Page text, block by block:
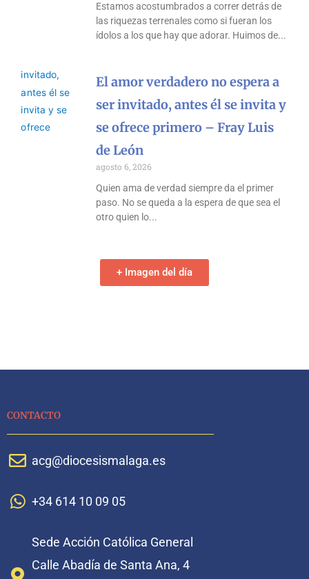
Estamos acostumbrados a correr detrás de
las riquezas terrenales como si fueran los
ídolos a los que hay que adorar. Huimos de
El amor verdadero no espera a
ser invitado, antes él se invita y
se ofrece primero – Fray Luis
de León
agosto 6, 2026
Quien ama de verdad siempre da el primer
paso. No se queda a la espera de que sea el
otro quien lo
+ Imagen del día
CONTACTO
acg@diocesismalaga.es
+34 614 10 09 05
Sede Acción Católica General
Calle Abadía de Santa Ana, 4